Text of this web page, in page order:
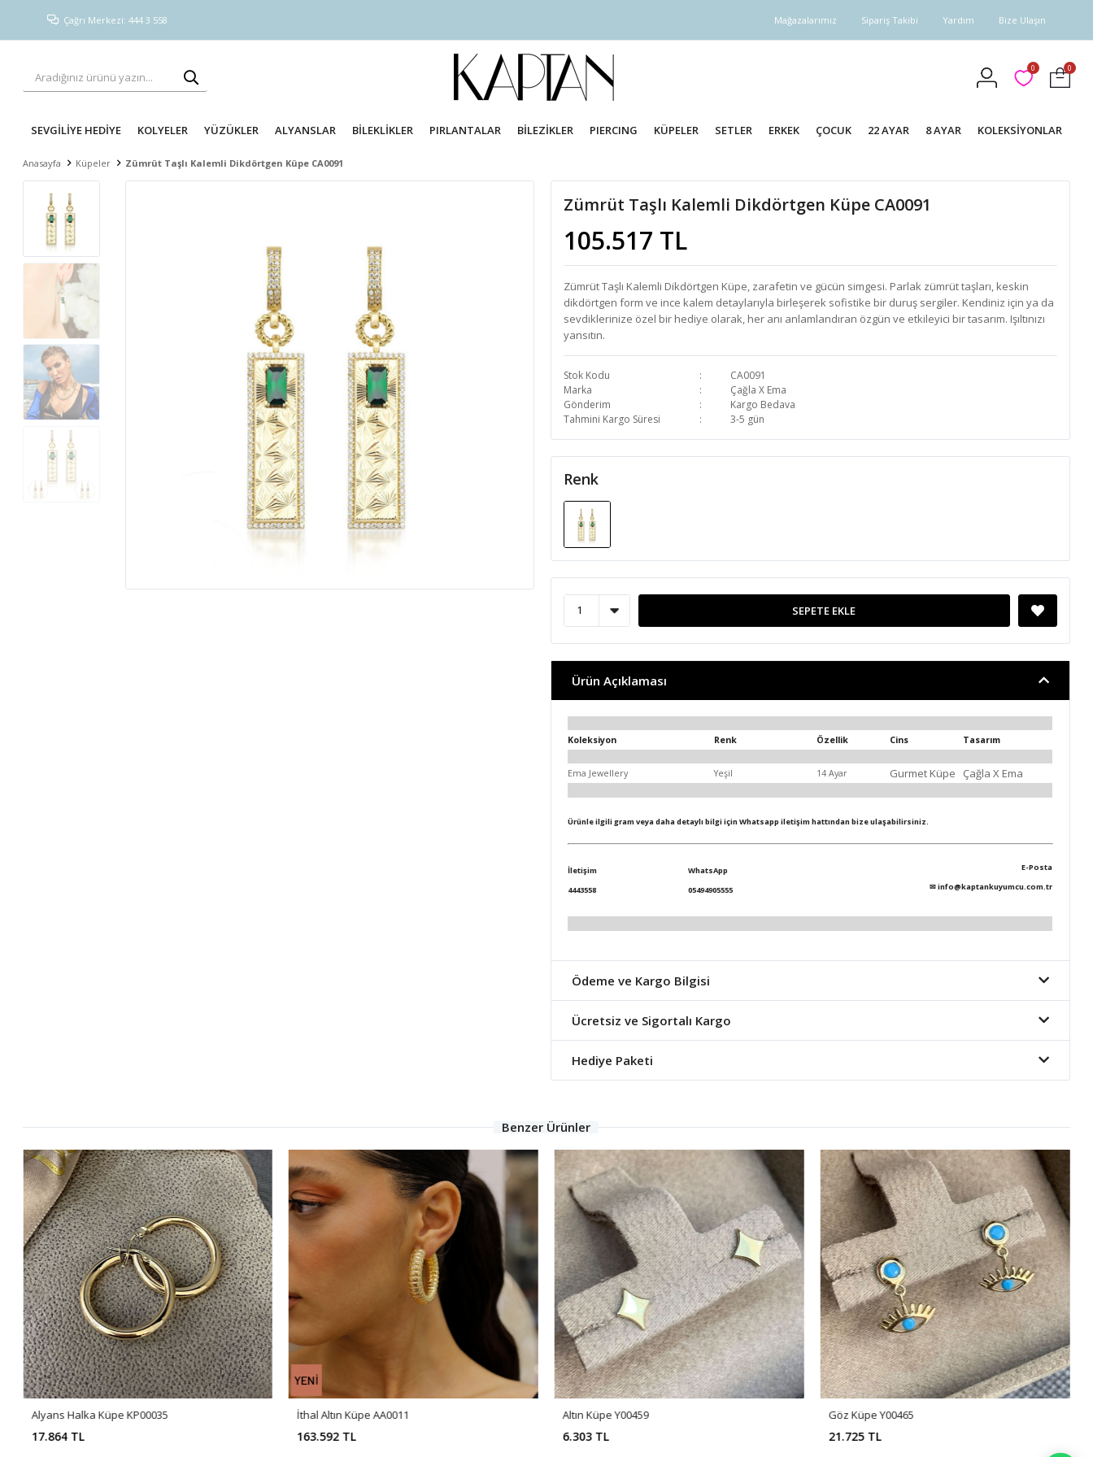
Çağrı Merkezi: 444 3 558 Mağazalarımız Sipariş Takibi Yardım Bize Ulaşın
0 0
SEVGİLİYE HEDİYE KOLYELER YÜZÜKLER ALYANSLAR BİLEKLİKLER PIRLANTALAR BİLEZİKLER PIERCING KÜPELER SETLER ERKEK ÇOCUK 22 AYAR 8 AYAR KOLEKSİYONLAR
Anasayfa Küpeler Zümrüt Taşlı Kalemli Dikdörtgen Küpe CA0091
Zümrüt Taşlı Kalemli Dikdörtgen Küpe CA0091
105.517 TL
Zümrüt Taşlı Kalemli Dikdörtgen Küpe, zarafetin ve gücün simgesi. Parlak zümrüt taşları, keskin
dikdörtgen form ve ince kalem detaylarıyla birleşerek sofistike bir duruş sergiler. Kendiniz için ya da
sevdiklerinize özel bir hediye olarak, her anı anlamlandıran özgün ve etkileyici bir tasarım. Işıltınızı
yansıtın.
Stok Kodu
CA0091
Marka
Çağla X Ema
Gönderim
Kargo Bedava
Tahmini Kargo Süresi
3-5 gün
Renk
SEPETE EKLE
Ürün Açıklaması
Koleksiyon Renk Özellik Cins Tasarım
Ema Jewellery Yeşil 14 Ayar Gurmet Küpe Çağla X Ema
Ürünle ilgili gram veya daha detaylı bilgi için Whatsapp iletişim hattından bize ulaşabilirsiniz.
İletişim
4443558
WhatsApp
05494905555
E-Posta
✉info@kaptankuyumcu.com.tr
Ödeme ve Kargo Bilgisi
Ücretsiz ve Sigortalı Kargo
Hediye Paketi
Benzer Ürünler
Alyans Halka Küpe KP00035
17.864 TL
İthal Altın Küpe AA0011
163.592 TL
Altın Küpe Y00459
6.303 TL
Göz Küpe Y00465
21.725 TL